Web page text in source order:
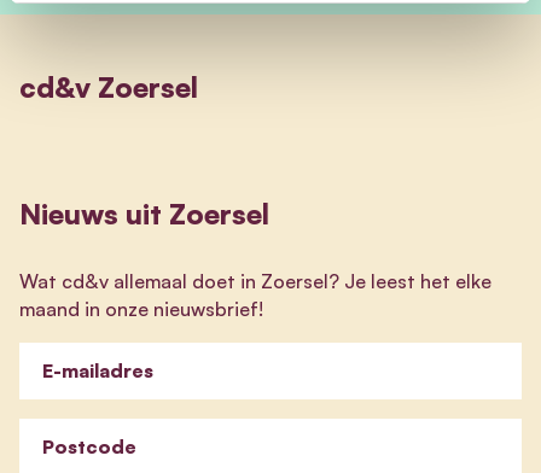
cd&v Zoersel
Nieuws uit Zoersel
Wat cd&v allemaal doet in Zoersel? Je leest het elke
maand in onze nieuwsbrief!
E-mailadres
Postcode